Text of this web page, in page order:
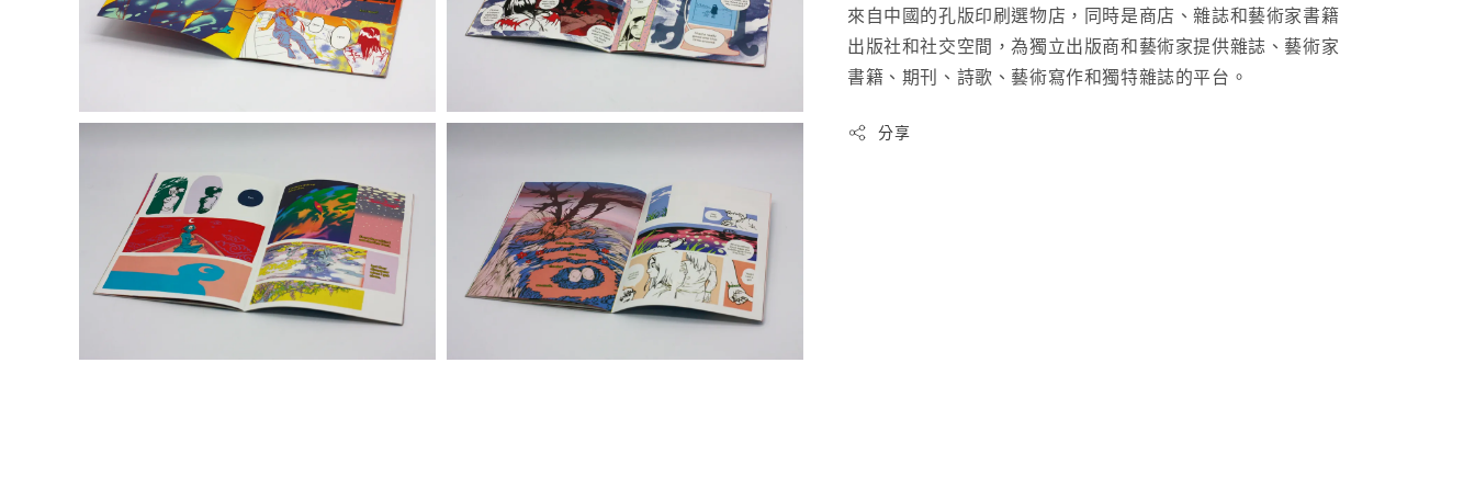
來自中國的孔版印刷選物店，同時是商店、雜誌和藝術家書籍
出版社和社交空間，為獨立出版商和藝術家提供雜誌、藝術家
書籍、期刊、詩歌、藝術寫作和獨特雜誌的平台。
分享